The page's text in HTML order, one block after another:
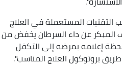
التقنيات المستعملة في العلاج
المبكر عن داء السرطان يخفض من
إعلامه بمرضه إلى التكفل
بروتوكول العلاج المناسب".